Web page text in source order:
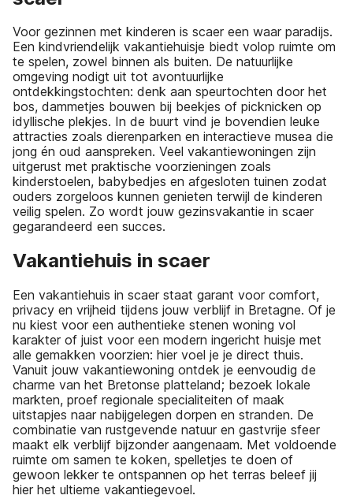
Voor gezinnen met kinderen is scaer een waar paradijs.
Een kindvriendelijk vakantiehuisje biedt volop ruimte om
te spelen, zowel binnen als buiten. De natuurlijke
omgeving nodigt uit tot avontuurlijke
ontdekkingstochten: denk aan speurtochten door het
bos, dammetjes bouwen bij beekjes of picknicken op
idyllische plekjes. In de buurt vind je bovendien leuke
attracties zoals dierenparken en interactieve musea die
jong én oud aanspreken. Veel vakantiewoningen zijn
uitgerust met praktische voorzieningen zoals
kinderstoelen, babybedjes en afgesloten tuinen zodat
ouders zorgeloos kunnen genieten terwijl de kinderen
veilig spelen. Zo wordt jouw gezinsvakantie in scaer
gegarandeerd een succes.
Vakantiehuis in scaer
Een vakantiehuis in scaer staat garant voor comfort,
privacy en vrijheid tijdens jouw verblijf in Bretagne. Of je
nu kiest voor een authentieke stenen woning vol
karakter of juist voor een modern ingericht huisje met
alle gemakken voorzien: hier voel je je direct thuis.
Vanuit jouw vakantiewoning ontdek je eenvoudig de
charme van het Bretonse platteland; bezoek lokale
markten, proef regionale specialiteiten of maak
uitstapjes naar nabijgelegen dorpen en stranden. De
combinatie van rustgevende natuur en gastvrije sfeer
maakt elk verblijf bijzonder aangenaam. Met voldoende
ruimte om samen te koken, spelletjes te doen of
gewoon lekker te ontspannen op het terras beleef jij
hier het ultieme vakantiegevoel.